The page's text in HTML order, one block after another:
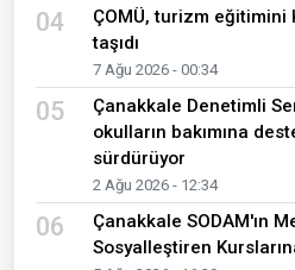
04
ÇOMÜ, turizm eğitimini
taşıdı
7 Ağu 2026 - 00:34
05
Çanakkale Denetimli
okulların bakımına
sürdürüyor
2 Ağu 2026 - 12:34
06
Çanakkale SODAM'ın
Sosyalleştiren